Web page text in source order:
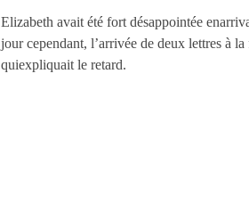
Elizabeth avait été fort désappointée
jour cependant, l’arrivée de deux lettres à
quiexpliquait le retard.